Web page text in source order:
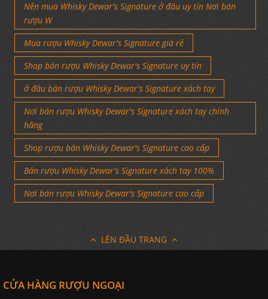
Nên mua Whisky Dewar's Signature ở đâu uy tín Nơi bán
rượu W
Mua rượu Whisky Dewar's Signature giá rẻ
Shop bán rượu Whisky Dewar's Signature uy tín
ở đâu bán rượu Whisky Dewar's Signature xách tay
Nơi bán rượu Whisky Dewar's Signature xách tay chính
hãng
Shop rượu bán Whisky Dewar's Signature cao cấp
Bán rượu Whisky Dewar's Signature xách tay 100%
Nơi bán rượu Whisky Dewar's Signature cao cấp
LÊN ĐẦU TRANG
CỬA HÀNG RƯỢU NGOẠI